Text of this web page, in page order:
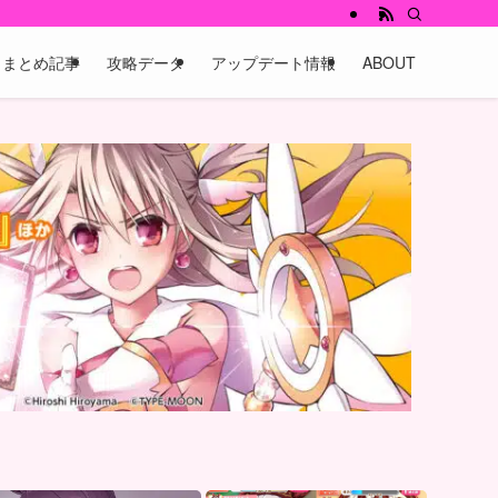
まとめ記事 攻略データ アップデート情報 ABOUT